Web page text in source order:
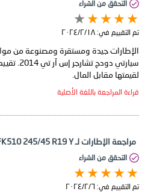
التحقق من الشراء
تم التقييم في: ١٨‏/٢‏/٢٠٢٤
الإطارات جيدة ومستقرة ومصنوعة من
سيارتي
لقيمتها مقابل المال.
قراءة المراجعة باللغة الأصلية
مراجعة الإطارات لـ Falken Azenis FK510 245/45 R19 Y
التحقق من الشراء
تم التقييم في: ٦‏/٢‏/٢٠٢٤